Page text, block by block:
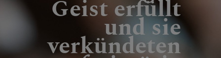
Geist erfüllt
und sie
verkündeten